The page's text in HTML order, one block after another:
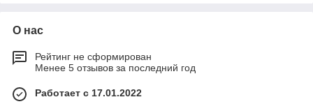
О нас
Рейтинг не сформирован
Менее 5 отзывов за последний год
Работает с 17.01.2022